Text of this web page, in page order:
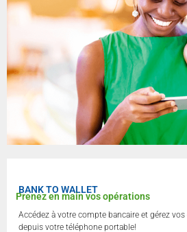
BANK TO WALLET
Prenez en main vos opérations
Accédez à votre compte bancaire et gérez
depuis votre téléphone portable!